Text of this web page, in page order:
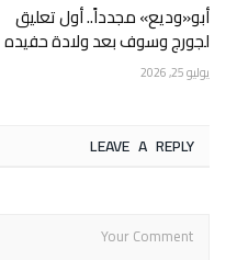
أبو«وديع» مجدداً.. أول تعليق
لجورج وسوف بعد ولادة حفيده
يوليو 25, 2026
LEAVE A REPLY